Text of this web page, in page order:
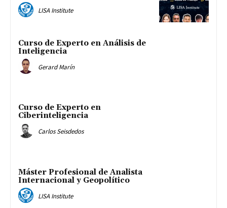
LISA Institute
Curso de Experto en Análisis de
Inteligencia
Gerard Marín
Curso de Experto en
Ciberinteligencia
Carlos Seisdedos
Máster Profesional de Analista
Internacional y Geopolítico
LISA Institute